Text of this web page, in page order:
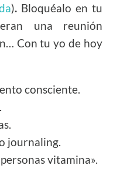
).Bloquéalo en tu
una reunión
Con tu yo de hoy
consciente.
journaling.
vitamina».